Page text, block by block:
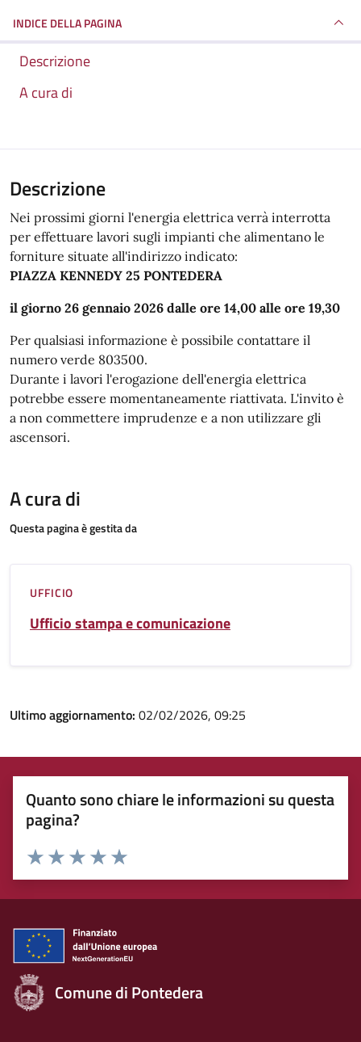
INDICE DELLA PAGINA
Descrizione
A cura di
Descrizione
Nei prossimi giorni l'energia elettrica verrà interrotta
per effettuare lavori sugli impianti che alimentano le
forniture situate all'indirizzo indicato:
PIAZZA KENNEDY 25 PONTEDERA
il giorno 26 gennaio 2026 dalle ore 14,00 alle ore 19,30
Per qualsiasi informazione è possibile contattare il
numero verde 803500.
Durante i lavori l'erogazione dell'energia elettrica
potrebbe essere momentaneamente riattivata. L'invito è
a non commettere imprudenze e a non utilizzare gli
ascensori.
A cura di
Questa pagina è gestita da
UFFICIO
Ufficio stampa e comunicazione
Ultimo aggiornamento: 02/02/2026, 09:25
Quanto sono chiare le informazioni su questa
pagina?
Rating:
Valuta 5 stelle su 5
Valuta 4 stelle su 5
Valuta 3 stelle su 5
Valuta 2 stelle su 5
Valuta 1 stelle su 5
Comune di Pontedera